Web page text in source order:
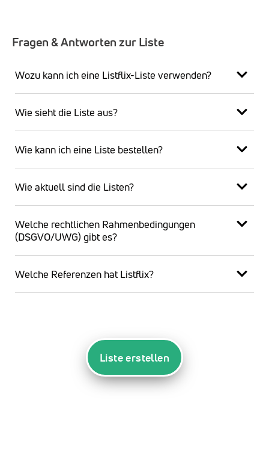
Fragen & Antworten zur Liste
Wozu kann ich eine Listflix-Liste verwenden?
Wie sieht die Liste aus?
Wie kann ich eine Liste bestellen?
Wie aktuell sind die Listen?
Welche rechtlichen Rahmenbedingungen
(DSGVO/UWG) gibt es?
Welche Referenzen hat Listflix?
Liste erstellen